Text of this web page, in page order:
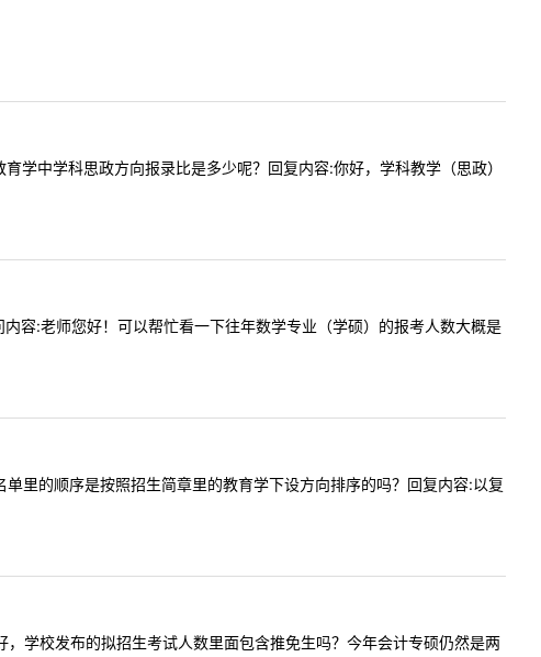
中学科思政方向报录比是多少呢？回复内容:你好，学科教学（思政）
:老师您好！可以帮忙看一下往年数学专业（学硕）的报考人数大概是
里的顺序是按照招生简章里的教育学下设方向排序的吗？回复内容:以复
学校发布的拟招生考试人数里面包含推免生吗？今年会计专硕仍然是两